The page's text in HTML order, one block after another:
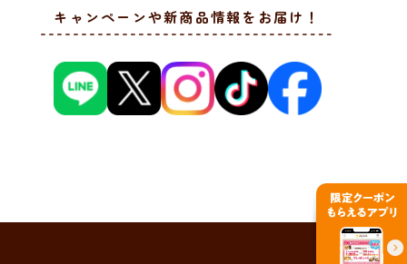
キャンペーンや新商品情報をお届け！
PAGE TOP